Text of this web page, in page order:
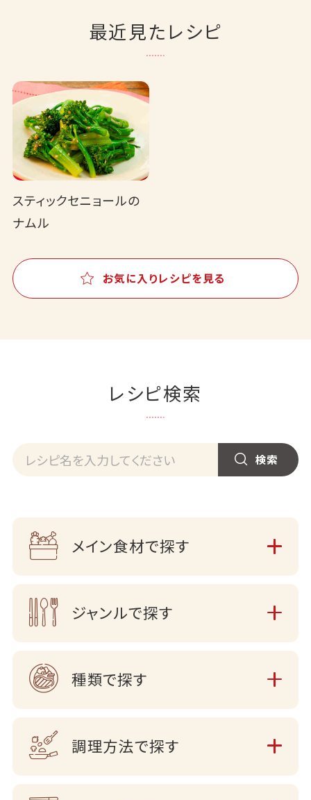
最近見たレシピ
スティックセニョールの
ナムル
お気に入りレシピを見る
レシピ検索
メイン食材で探す
ジャンルで探す
種類で探す
調理方法で探す